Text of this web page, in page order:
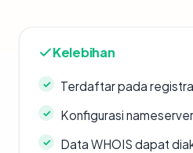
Kelebihan
Terdaftar pada
Konfigurasi
Data WHOIS dapat